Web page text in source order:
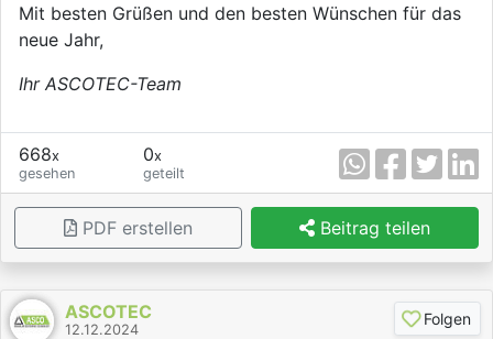
Mit besten Grüßen und den besten Wünschen für das
neue Jahr,
Ihr ASCOTEC-Team
668x
gesehen
0x
geteilt
PDF erstellen Beitrag teilen
ASCOTEC
12.12.2024
Folgen